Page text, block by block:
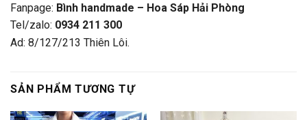
Fanpage: Bình handmade – Hoa Sáp Hải Phòng
Tel/zalo: 0934 211 300
Ad: 8/127/213 Thiên Lôi.
SẢN PHẨM TƯƠNG TỰ